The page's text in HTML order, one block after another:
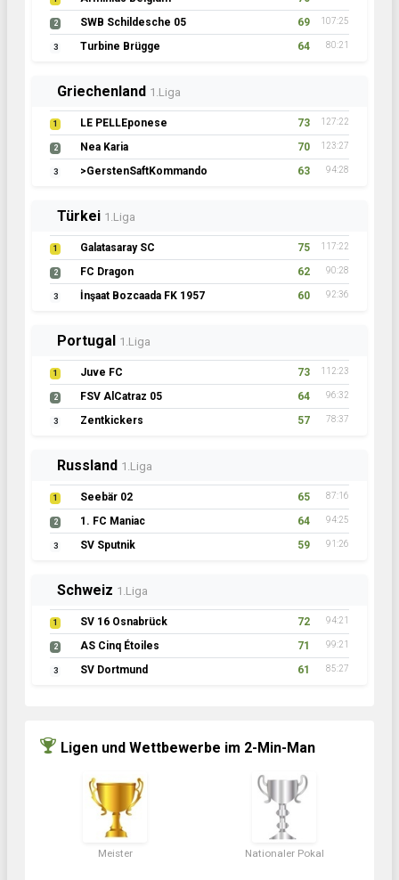
2 SWB Schildesche 05 69 107:25
3 Turbine Brügge 64 80:21
Griechenland 1.Liga
1 LE PELLEponese 73 127:22
2 Nea Karia 70 123:27
3 >GerstenSaftKommando 63 94:28
Türkei 1.Liga
1 Galatasaray SC 75 117:22
2 FC Dragon 62 90:28
3 İnşaat Bozcaada FK 1957 60 92:36
Portugal 1.Liga
1 Juve FC 73 112:23
2 FSV AlCatraz 05 64 96:32
3 Zentkickers 57 78:37
Russland 1.Liga
1 Seebär 02 65 87:16
2 1. FC Maniac 64 94:25
3 SV Sputnik 59 91:26
Schweiz 1.Liga
1 SV 16 Osnabrück 72 94:21
2 AS Cinq Étoiles 71 99:21
3 SV Dortmund 61 85:27
Ligen und Wettbewerbe im 2-Min-Man
Meister Nationaler Pokal